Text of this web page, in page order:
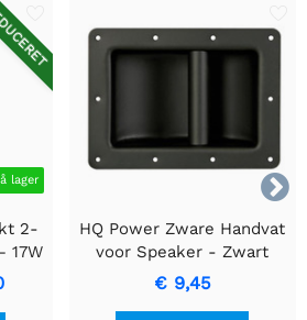

lager
2-
17W
HQ Power Zware Handvat
voor Speaker - Zwart
Metaal
€ 9,45